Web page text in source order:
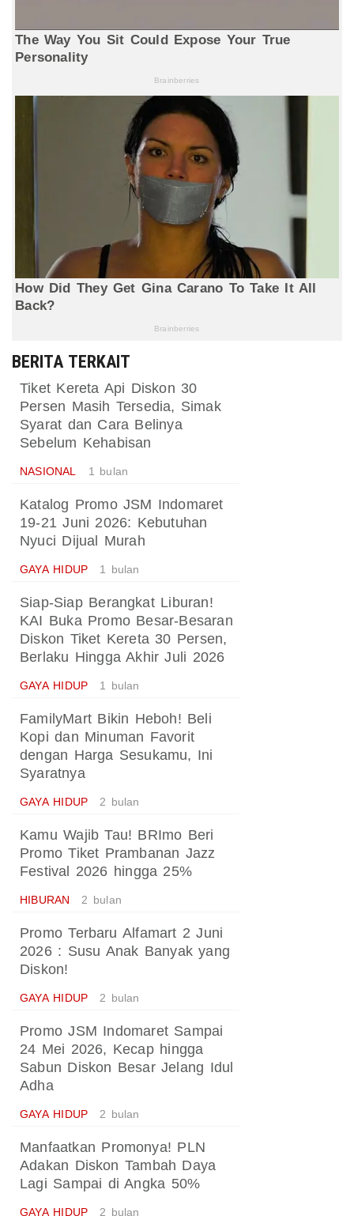
BERITA TERKAIT
Tiket Kereta Api Diskon 30
Persen Masih Tersedia, Simak
Syarat dan Cara Belinya
Sebelum Kehabisan
NASIONAL 1 bulan
Katalog Promo JSM Indomaret
19-21 Juni 2026: Kebutuhan
Nyuci Dijual Murah
GAYA HIDUP 1 bulan
Siap-Siap Berangkat Liburan!
KAI Buka Promo Besar-Besaran
Diskon Tiket Kereta 30 Persen,
Berlaku Hingga Akhir Juli 2026
GAYA HIDUP 1 bulan
FamilyMart Bikin Heboh! Beli
Kopi dan Minuman Favorit
dengan Harga Sesukamu, Ini
Syaratnya
GAYA HIDUP 2 bulan
Kamu Wajib Tau! BRImo Beri
Promo Tiket Prambanan Jazz
Festival 2026 hingga 25%
HIBURAN 2 bulan
Promo Terbaru Alfamart 2 Juni
2026 : Susu Anak Banyak yang
Diskon!
GAYA HIDUP 2 bulan
Promo JSM Indomaret Sampai
24 Mei 2026, Kecap hingga
Sabun Diskon Besar Jelang Idul
Adha
GAYA HIDUP 2 bulan
Manfaatkan Promonya! PLN
Adakan Diskon Tambah Daya
Lagi Sampai di Angka 50%
GAYA HIDUP 2 bulan